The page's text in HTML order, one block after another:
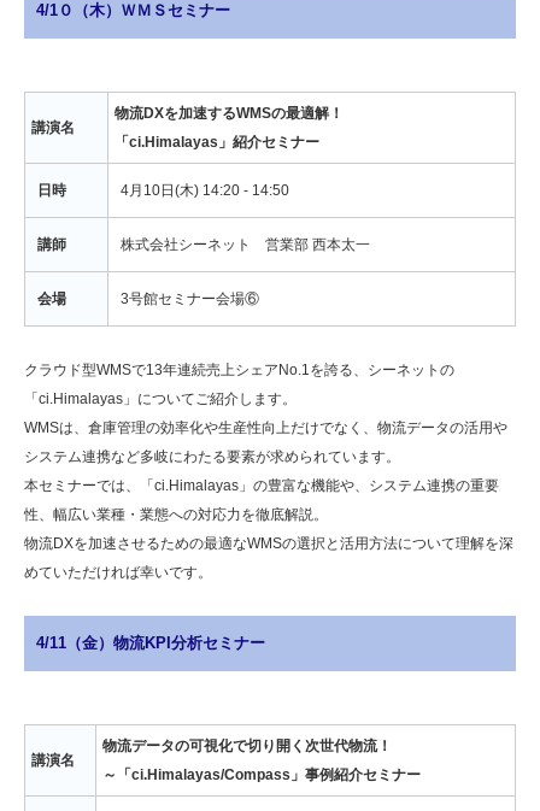
4/1０（木）ＷＭＳセミナー
講演名
物流DXを加速するWMSの最適解！
「ci.Himalayas」紹介セミナー
日時 4月10日(木) 14:20 - 14:50
講師 株式会社シーネット 営業部 西本太一
会場 3号館セミナー会場⑥
クラウド型WMSで13年連続売上シェアNo.1を誇る、シーネットの
「ci.Himalayas」についてご紹介します。
WMSは、倉庫管理の効率化や生産性向上だけでなく、物流データの活用や
システム連携など多岐にわたる要素が求められています。
本セミナーでは、「ci.Himalayas」の豊富な機能や、システム連携の重要
性、幅広い業種・業態への対応力を徹底解説。
物流DXを加速させるための最適なWMSの選択と活用方法について理解を深
めていただければ幸いです。
4/11（金）物流KPI分析セミナー
講演名
物流データの可視化で切り開く次世代物流！
～「ci.Himalayas/Compass」事例紹介セミナー